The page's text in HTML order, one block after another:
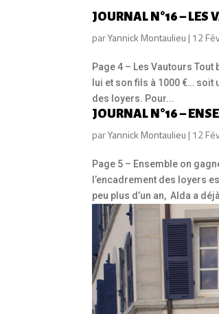
JOURNAL N°16 – LES
parYannick Montaulieu | 12
Page 4 – Les Vautours
lui et son fils à 1000 €…
des loyers. Pour...
JOURNAL N°16 –
parYannick Montaulieu | 12
Page 5 – Ensemble on
l’encadrement des loyers
peu plus d’un an, Alda a